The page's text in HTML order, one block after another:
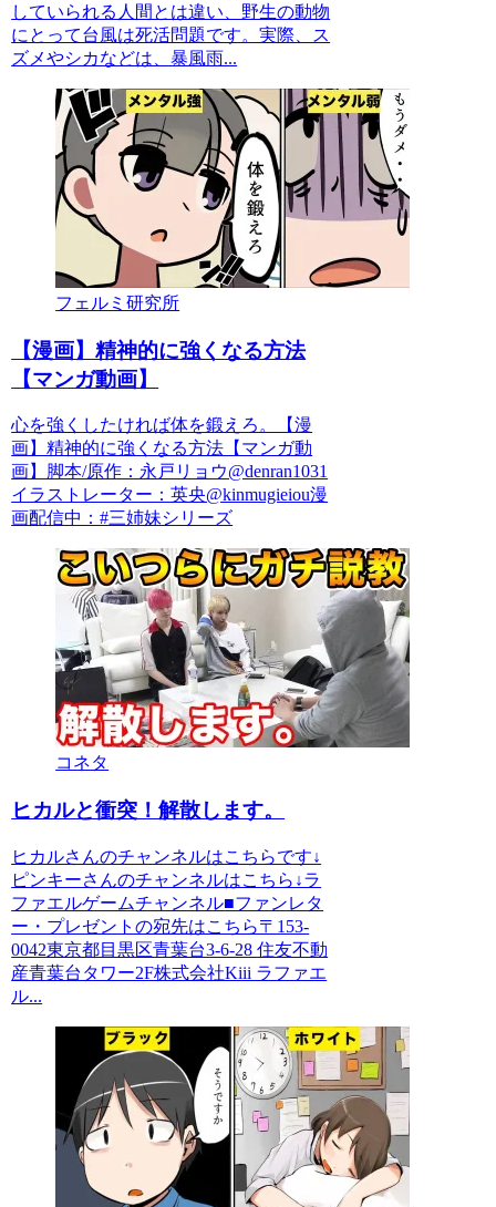
していられる人間とは違い、野生の動物
にとって台風は死活問題です。実際、ス
ズメやシカなどは、暴風雨...
フェルミ研究所
【漫画】精神的に強くなる方法
【マンガ動画】
心を強くしたければ体を鍛えろ。【漫
画】精神的に強くなる方法【マンガ動
画】脚本/原作：永戸リョウ@denran1031
イラストレーター：英央@kinmugieiou漫
画配信中：#三姉妹シリーズ
コネタ
ヒカルと衝突！解散します。
ヒカルさんのチャンネルはこちらです↓
ピンキーさんのチャンネルはこちら↓ラ
ファエルゲームチャンネル■ファンレタ
ー・プレゼントの宛先はこちら〒153-
0042東京都目黒区青葉台3-6-28 住友不動
産青葉台タワー2F株式会社Kiii ラファエ
ル...